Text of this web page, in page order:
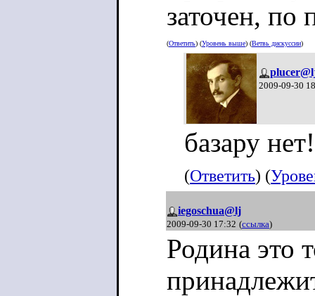
заточен, по
(Ответить) (Уровень выше) (Ветвь дискуссии)
2009-09-30
базару нет!
(Ответить) (
iegoschua@lj
2009-09-30 17:32 (ссылка)
Родина это